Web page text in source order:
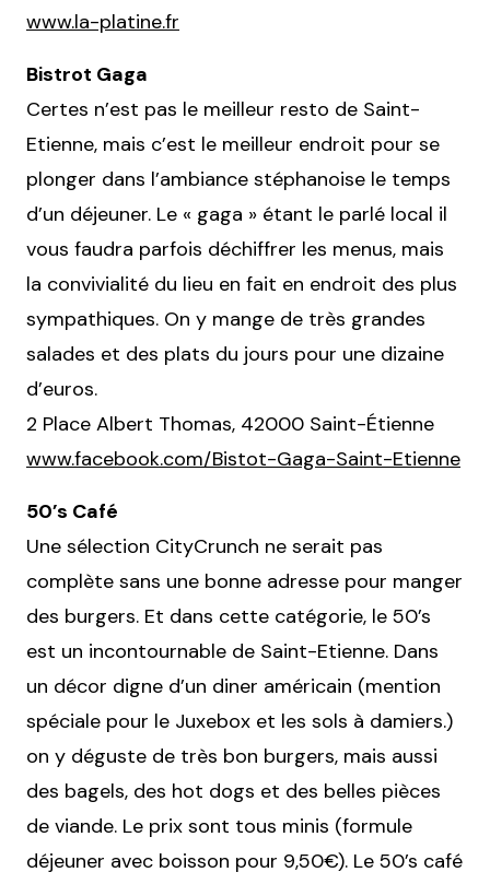
www.la-platine.fr
Bistrot Gaga
Certes n’est pas le meilleur resto de Saint-
Etienne, mais c’est le meilleur endroit pour se
plonger dans l’ambiance stéphanoise le temps
d’un déjeuner. Le « gaga » étant le parlé local il
vous faudra parfois déchiffrer les menus, mais
la convivialité du lieu en fait en endroit des plus
sympathiques. On y mange de très grandes
salades et des plats du jours pour une dizaine
d’euros.
2 Place Albert Thomas, 42000 Saint-Étienne
www.facebook.com/Bistot-Gaga-Saint-Etienne
50’s Café
Une sélection CityCrunch ne serait pas
complète sans une bonne adresse pour manger
des burgers. Et dans cette catégorie, le 50’s
est un incontournable de Saint-Etienne. Dans
un décor digne d’un diner américain (mention
spéciale pour le Juxebox et les sols à damiers.)
on y déguste de très bon burgers, mais aussi
des bagels, des hot dogs et des belles pièces
de viande. Le prix sont tous minis (formule
déjeuner avec boisson pour 9,50€). Le 50’s café